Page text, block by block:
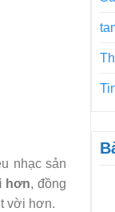
nhạc sản
hơn, đồng
vời hơn.